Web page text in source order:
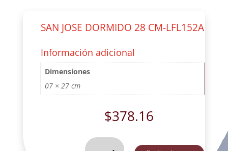
SAN JOSE DORMIDO 28 CM-LFL152A
Información adicional
Dimensiones
07 × 27 cm
$378.16
SAN